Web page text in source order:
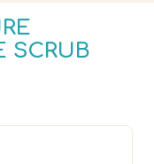
SCRUB